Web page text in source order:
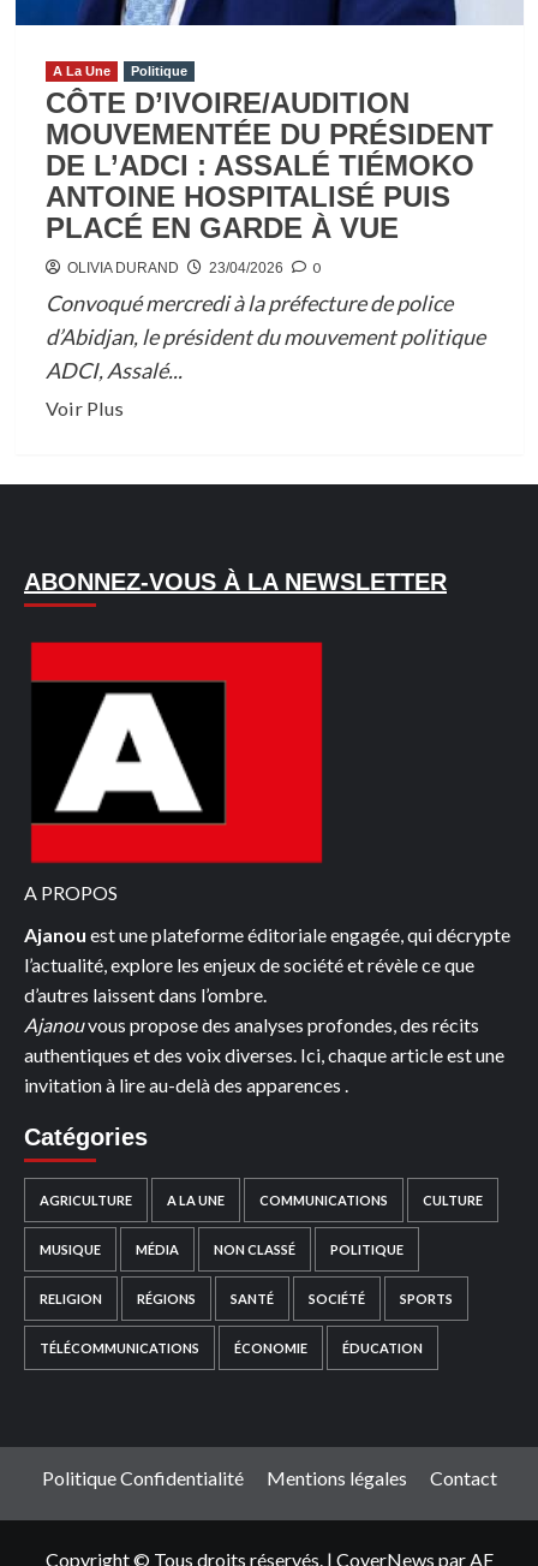
A La Une Politique
CÔTE D’IVOIRE/AUDITION
MOUVEMENTÉE DU PRÉSIDENT
DE L’ADCI : ASSALÉ TIÉMOKO
ANTOINE HOSPITALISÉ PUIS
PLACÉ EN GARDE À VUE
OLIVIA DURAND 23/04/2026 0
Convoqué mercredi à la préfecture de police
d’Abidjan, le président du mouvement politique
ADCI, Assalé...
Voir PlusEn
MOUVEMENTÉE
PRÉSIDENT
DE
L’ADCI
:
ASSALÉ
TIÉMOKO
ANTOINE
HOSPITALISÉ
EN
GARDE
À
VUE
ABONNEZ-VOUS À LA NEWSLETTER
A PROPOS
Ajanou est une plateforme éditoriale engagée, qui décrypte
l’actualité, explore les enjeux de société et révèle ce que
d’autres laissent dans l’ombre.
Ajanouvous propose des analyses profondes, des récits
authentiques et des voix diverses. Ici, chaque article est une
invitation à lire au-delà des apparences .
Catégories
AGRICULTURE A LA UNE COMMUNICATIONS CULTURE
MUSIQUE MÉDIA NON CLASSÉ POLITIQUE
RELIGION RÉGIONS SANTÉ SOCIÉTÉ SPORTS
TÉLÉCOMMUNICATIONS ÉCONOMIE ÉDUCATION
Politique Confidentialité Mentions légales Contact
Copyright © Tous droits réservés. | CoverNews par AF